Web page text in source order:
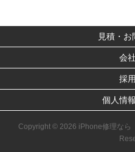
見積・
会
採
個人情
Copyright © 2026 iPhone修理なら